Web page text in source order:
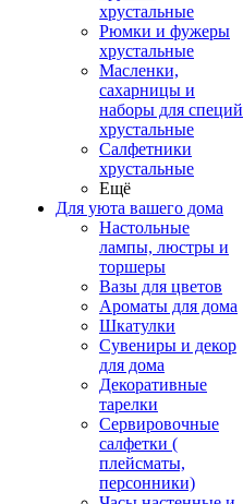
хрустальные
Рюмки и фужеры
хрустальные
Масленки,
сахарницы и
наборы для специй
хрустальные
Салфетники
хрустальные
Ещё
Для уюта вашего дома
Настольные
лампы, люстры и
торшеры
Вазы для цветов
Ароматы для дома
Шкатулки
Сувениры и декор
для дома
Декоративные
тарелки
Сервировочные
салфетки (
плейсматы,
персонники)